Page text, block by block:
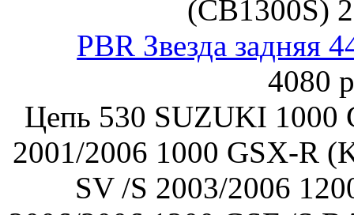
(CB1300S)
PBR Звезда задняя
4080
Цепь 530 SUZUKI 1000
2001/2006 1000 GSX-R
SV /S 2003/2006